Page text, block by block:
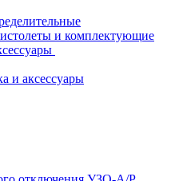
и комплектующие
и аксессуары